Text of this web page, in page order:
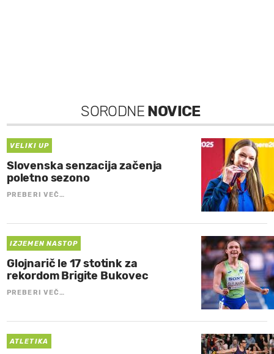
SORODNE NOVICE
VELIKI UP
Slovenska senzacija začenja
poletno sezono
PREBERI VEČ…
IZJEMEN NASTOP
Glojnarič le 17 stotink za
rekordom Brigite Bukovec
PREBERI VEČ…
ATLETIKA